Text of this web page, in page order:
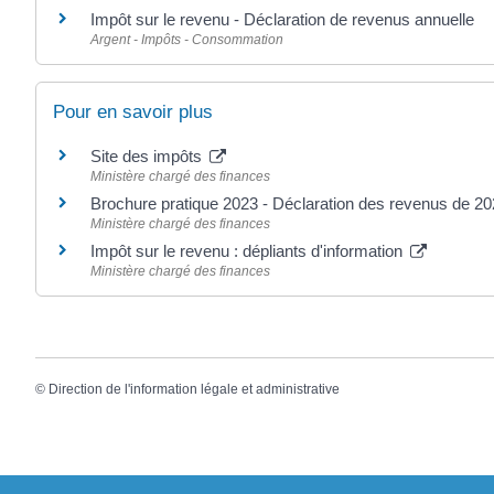
Impôt sur le revenu - Déclaration de revenus annuelle
Argent - Impôts - Consommation
Pour en savoir plus
Site des impôts
Ministère chargé des finances
Brochure pratique 2023 - Déclaration des revenus de
Ministère chargé des finances
Impôt sur le revenu : dépliants d'information
Ministère chargé des finances
© Direction de l'information légale et administrative